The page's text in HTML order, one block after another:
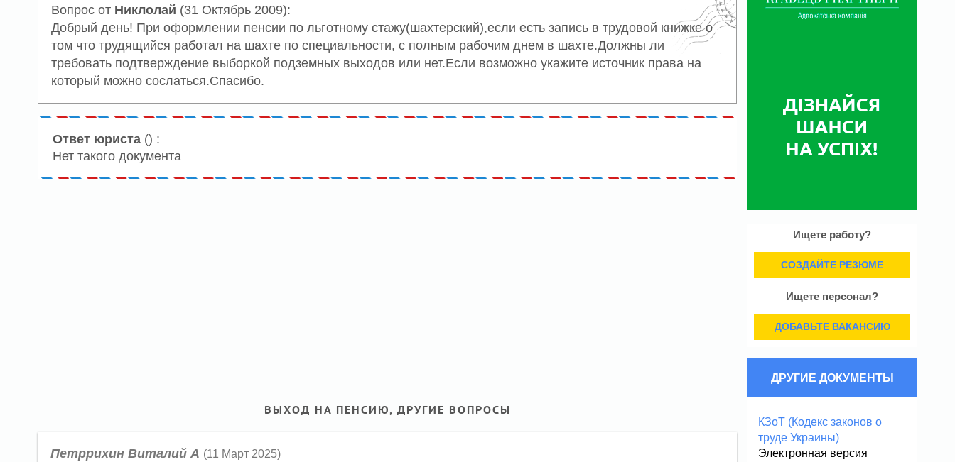
Вопрос от Никлолай (31 Октябрь 2009):
Добрый день! При оформлении пенсии по льготному стажу(шахтерский),если есть запись в трудовой книжке о
том что трудящийся работал на шахте по специальности, с полным рабочим днем в шахте.Должны ли
требовать подтверждение выборкой подземных выходов или нет.Если возможно укажите источник права на
который можно сослаться.Спасибо.
Ответ юриста() :
Нет такого документа
ВЫХОД НА ПЕНСИЮ, ДРУГИЕ ВОПРОСЫ
Петррихин Виталий А (11 Март 2025)
Ищете работу?
СОЗДАЙТЕ РЕЗЮМЕ
Ищете персонал?
ДОБАВЬТЕ ВАКАНСИЮ
ДРУГИЕ ДОКУМЕНТЫ
КЗоТ (Кодекс законов о
труде Украины)
Электронная версия